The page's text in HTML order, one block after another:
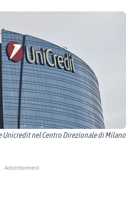
nel Centro Direzionale di Milano